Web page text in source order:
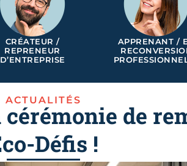
CRÉATEUR /
REPRENEUR
D’ENTREPRISE
APPRENANT /
ACTUALITÉS
de
Défis !